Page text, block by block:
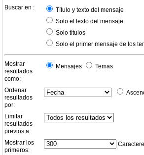
Buscar en :
Título y texto del mensaje
Solo el texto del mensaje
Solo títulos
Solo el primer mensaje de los
Mostrar
resultados
como:
Mensajes Temas
Ordenar
resultados
por:
Limitar
resultados
previos a:
Mostrar los
primeros: